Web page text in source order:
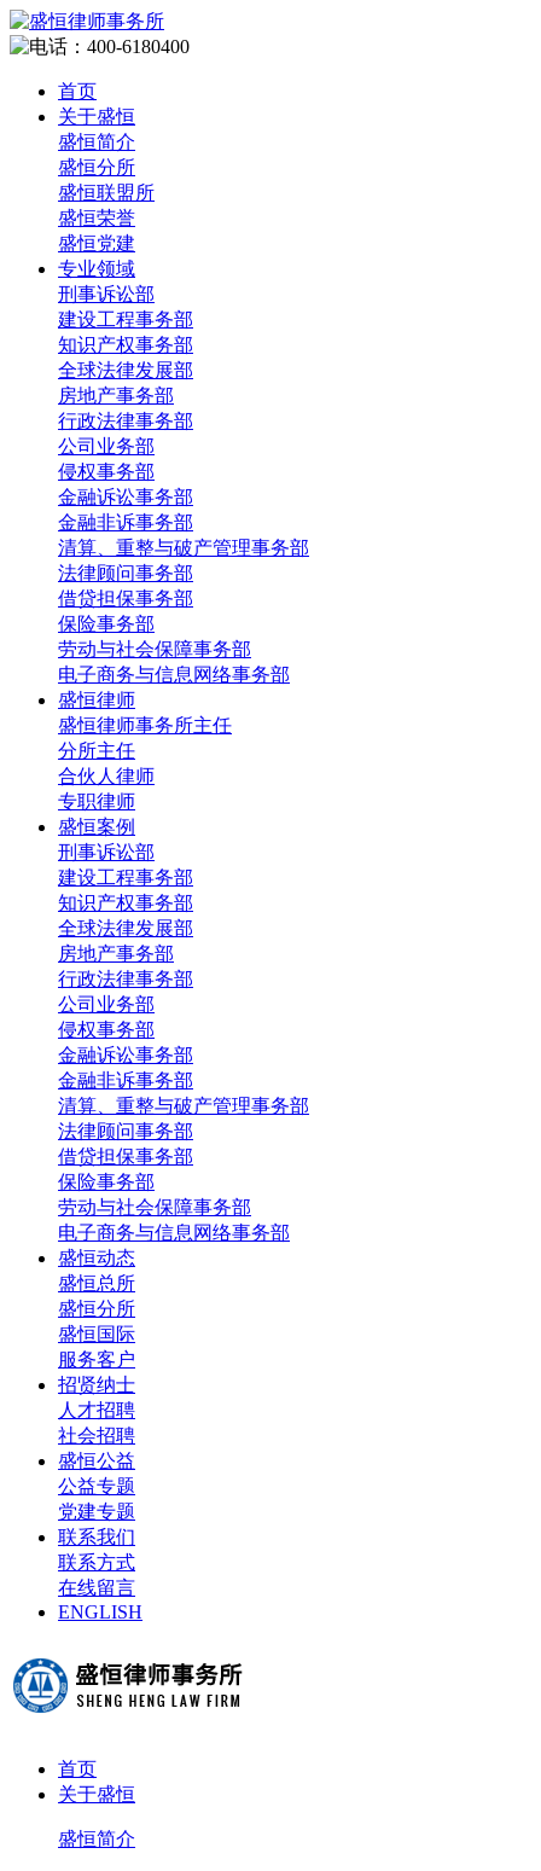
首页
关于盛恒
盛恒简介
盛恒分所
盛恒联盟所
盛恒荣誉
盛恒党建
专业领域
刑事诉讼部
建设工程事务部
知识产权事务部
全球法律发展部
房地产事务部
行政法律事务部
公司业务部
侵权事务部
金融诉讼事务部
金融非诉事务部
清算、重整与破产管理事务部
法律顾问事务部
借贷担保事务部
保险事务部
劳动与社会保障事务部
电子商务与信息网络事务部
盛恒律师
盛恒律师事务所主任
分所主任
合伙人律师
专职律师
盛恒案例
刑事诉讼部
建设工程事务部
知识产权事务部
全球法律发展部
房地产事务部
行政法律事务部
公司业务部
侵权事务部
金融诉讼事务部
金融非诉事务部
清算、重整与破产管理事务部
法律顾问事务部
借贷担保事务部
保险事务部
劳动与社会保障事务部
电子商务与信息网络事务部
盛恒动态
盛恒总所
盛恒分所
盛恒国际
服务客户
招贤纳士
人才招聘
社会招聘
盛恒公益
公益专题
党建专题
联系我们
联系方式
在线留言
ENGLISH
首页
关于盛恒
盛恒简介